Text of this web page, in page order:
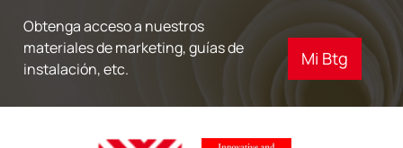
Obtenga acceso a nuestros
materiales de marketing, guías de
instalación, etc.
Mi Btg